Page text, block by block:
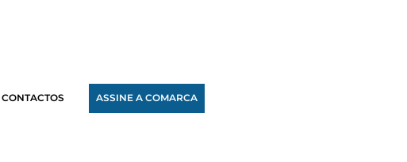
CONTACTOS ASSINE A COMARCA